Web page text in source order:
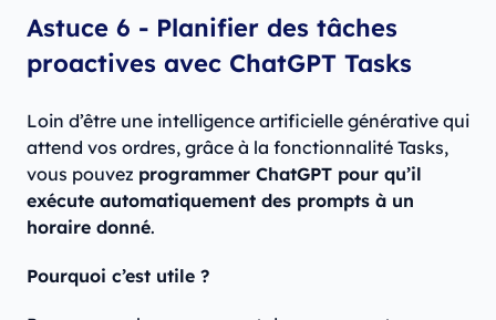
Astuce 6 - Planifier des tâches
proactives avec ChatGPT Tasks
Loin d’être une intelligence artificielle générative qui
attend vos ordres, grâce à la fonctionnalité Tasks,
vous pouvez programmer ChatGPT pour qu’il
exécute automatiquement des prompts à un
horaire donné.
Pourquoi c’est utile ?